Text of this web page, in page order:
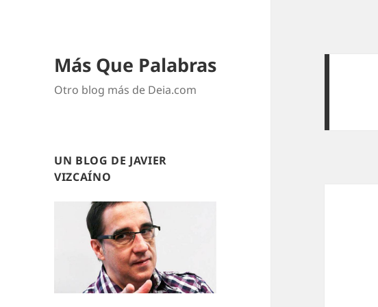
Más Que Palabras
Otro blog más de Deia.com
UN BLOG DE JAVIER
VIZCAÍNO